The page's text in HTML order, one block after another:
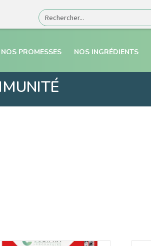
NOS PROMESSES NOS INGRÉDIENTS